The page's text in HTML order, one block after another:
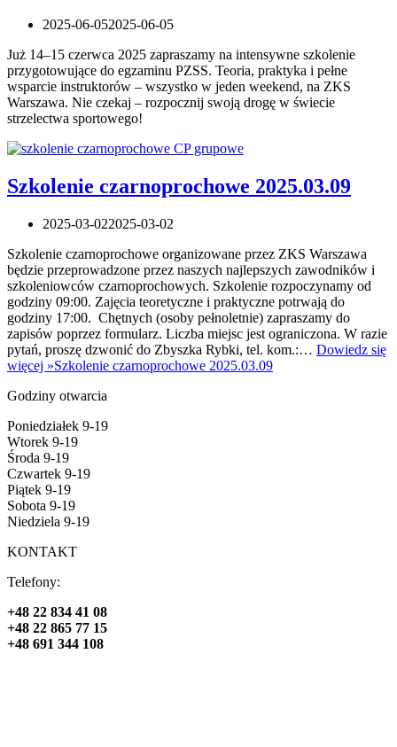
2025-06-052025-06-05
Już 14–15 czerwca 2025 zapraszamy na intensywne szkolenie
przygotowujące do egzaminu PZSS. Teoria, praktyka i pełne
wsparcie instruktorów – wszystko w jeden weekend, na ZKS
Warszawa. Nie czekaj – rozpocznij swoją drogę w świecie
strzelectwa sportowego!
Szkolenie czarnoprochowe 2025.03.09
2025-03-022025-03-02
Szkolenie czarnoprochowe organizowane przez ZKS Warszawa
będzie przeprowadzone przez naszych najlepszych zawodników i
szkoleniowców czarnoprochowych. Szkolenie rozpoczynamy od
godziny 09:00. Zajęcia teoretyczne i praktyczne potrwają do
godziny 17:00. Chętnych (osoby pełnoletnie) zapraszamy do
zapisów poprzez formularz. Liczba miejsc jest ograniczona. W razie
pytań, proszę dzwonić do Zbyszka Rybki, tel. kom.:… Dowiedz się
więcej »Szkolenie czarnoprochowe 2025.03.09
Godziny otwarcia
Poniedziałek 9-19
Wtorek 9-19
Środa 9-19
Czwartek 9-19
Piątek 9-19
Sobota 9-19
Niedziela 9-19
KONTAKT
Telefony:
+48 22 834 41 08
+48 22 865 77 15
+48 691 344 108